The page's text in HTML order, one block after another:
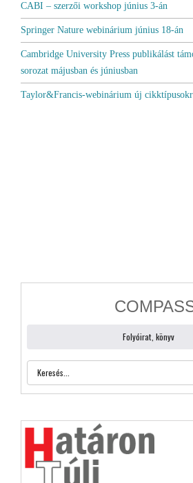
CABI – szerzői workshop június 3-án
Springer Nature webinárium június 18-án
Cambridge University Press publikálást
sorozat májusban és júniusban
Taylor&Francis-webinárium új